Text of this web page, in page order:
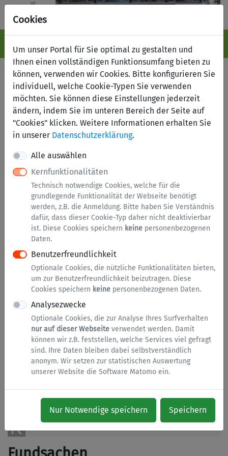
Cookies
Um unser Portal für Sie optimal zu gestalten und
Ihnen einen vollständigen Funktionsumfang bieten zu
können, verwenden wir Cookies. Bitte konfigurieren Sie
individuell, welche Cookie-Typen Sie verwenden
möchten. Sie können diese Einstellungen jederzeit
ändern, indem Sie im unteren Bereich der Seite auf
"Cookies" klicken. Weitere Informationen erhalten Sie
in unserer Datenschutzerklärung.
Alle auswählen
Kernfunktionalitäten
Technisch notwendige Cookies, welche für die
grundlegende Funktionalität der Webseite benötigt
werden, z.B. die Anmeldung. Bitte haben Sie Verständnis
dafür, dass dieser Cookie-Typ daher nicht deaktivierbar
ist. Diese Cookies speichern keine personenbezogenen
Daten.
Benutzerfreundlichkeit
Optionale Cookies, die nützliche Funktionalitäten bieten,
um zur Benutzerfreundlichkeit beizutragen. Diese
Cookies speichern keine personenbezogenen Daten.
Analysezwecke
Optionale Cookies, die zur Analyse Ihres Surfverhalten
nur auf dieser Webseite verwendet werden. Damit
können wir z.B. feststellen, welche Services viel gefragt
sind. Ihre Daten bleiben dabei selbstverständlich
anonym. Wir setzen zur statistischen Auswertung
unserer Website die Software Matomo ein.
Nur Notwendige speichern Speichern
Fundbüro online
Suche nach Fundsachen Fund melden
Verlust melden
Kategorien
Brillen
Dokumente
Elektronik
Fahrräder
Geldbörse
Handy
Kfz
Kleidung
Medien
Schirm
Schlüssel
Schmuck
Sonstiges